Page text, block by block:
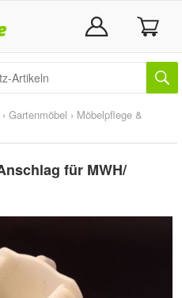
› Gartenmöbel › Möbelpflege &
für MWH/